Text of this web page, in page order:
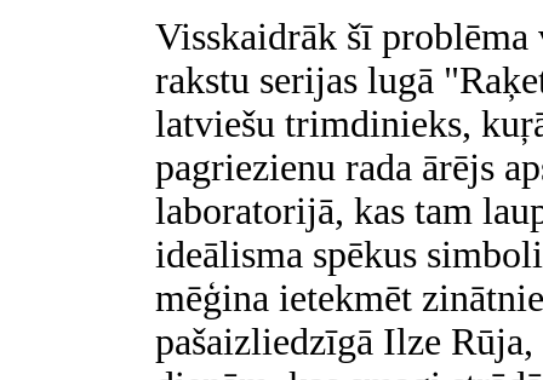
Visskaidrāk šī problēma
rakstu serijas lugā
latviešu trimdinieks,
pagriezienu rada ārējs
laboratorijā, kas tam
ideālisma spēkus
mēģina ietekmēt
pašaizliedzīgā Ilze